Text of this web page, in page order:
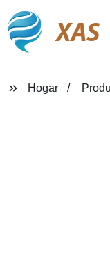
XAS
Hogar